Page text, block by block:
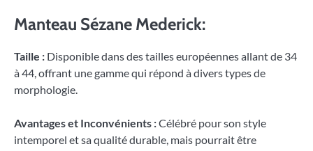
Manteau Sézane Mederick:
Taille : Disponible dans des tailles européennes allant de 34
à 44, offrant une gamme qui répond à divers types de
morphologie.
Avantages et Inconvénients :Célébré pour son style
intemporel et sa qualité durable, mais pourrait être